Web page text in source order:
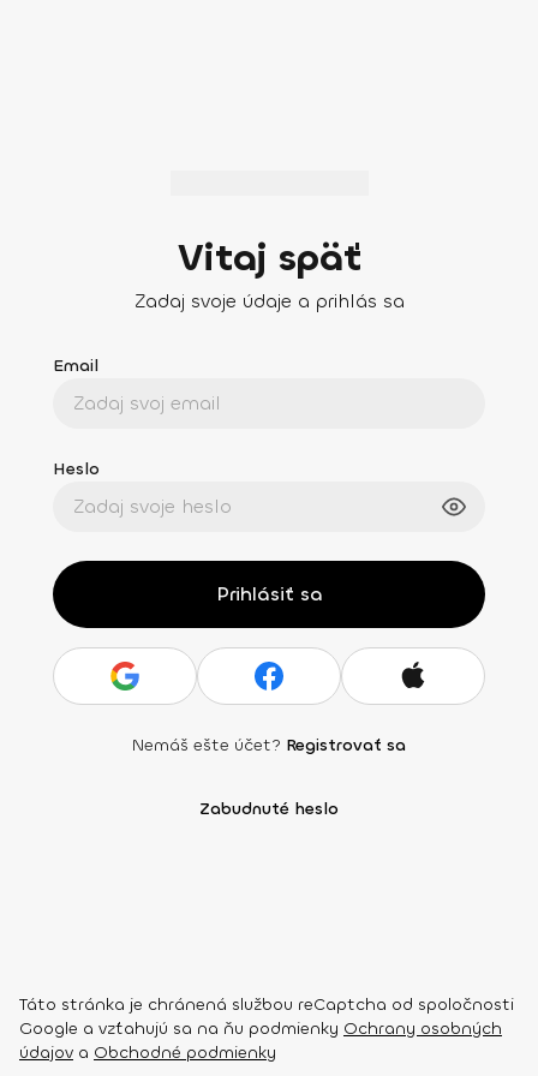
Vitaj späť
Zadaj svoje údaje a prihlás sa
Email
Heslo
Prihlásiť sa
Nemáš ešte účet? Registrovať sa
Zabudnuté heslo
Táto stránka je chránená službou reCaptcha od spoločnosti
Google a vzťahujú sa na ňu podmienky Ochrany osobných
údajov a Obchodné podmienky